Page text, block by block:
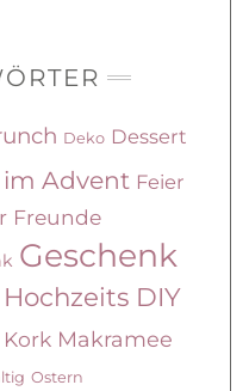
Deko Dessert
im Advent Feier
Freunde
Geschenk
Hochzeits DIY
Kork Makramee
Ostern